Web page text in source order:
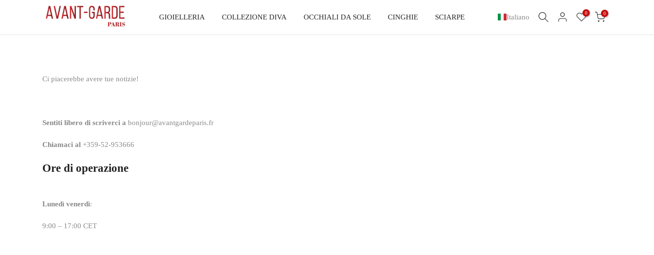
GIOIELLERIA COLLEZIONE DIVA OCCHIALI DA SOLE CINGHIE SCIARPE Italiano 0 0
Ci piacerebbe avere tue notizie!
Sentiti libero di scriverci a bonjour@avantgardeparis.fr
Chiamaci al +359-52-953666
Ore di operazione
Lunedì venerdì:
9:00 – 17:00 CET